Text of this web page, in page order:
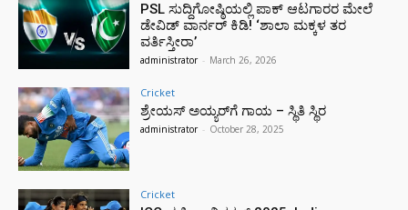
PSL ಸುದ್ದಿಗೋಷ್ಠಿಯಲ್ಲಿ ಪಾಕ್ ಆಟಗಾರರ ಮೇಲೆ
ಡೇವಿಡ್ ವಾರ್ನರ್ ಕಿಡಿ! ‘ಶಾಲಾ ಮಕ್ಕಳ ತರ
ವರ್ತಿಸ್ತೀರಾ’
administrator - March 26, 2026
Cricket
ಶ್ರೇಯಸ್ ಅಯ್ಯರ್‌ಗೆ ಗಾಯ – ಸ್ಥಿತಿ ಸ್ಥಿರ
administrator - October 28, 2025
Cricket